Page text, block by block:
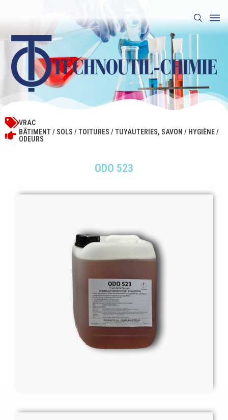
VRAC
BÂTIMENT / SOLS / TOITURES / TUYAUTERIES, SAVON / HYGIÈNE /
ODEURS
ODO 523